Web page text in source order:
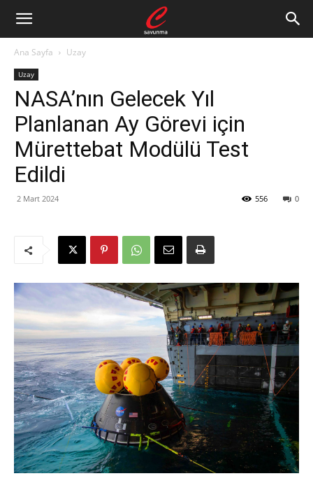
Ana Sayfa Uzay
Uzay
NASA’nın Gelecek Yıl
Planlanan Ay Görevi için
Mürettebat Modülü Test
Edildi
2 Mart 2024 0
556